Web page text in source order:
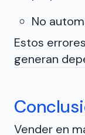
No
Estos
generan
Vender en